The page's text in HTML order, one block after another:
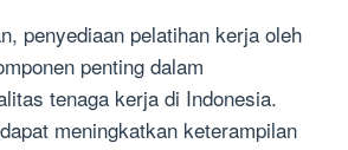
penyediaan pelatihan kerja oleh
penting dalam
tenaga kerja di Indonesia.
meningkatkan keterampilan